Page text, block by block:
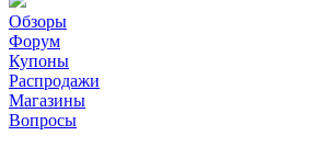
Обзоры
Форум
Купоны
Распродажи
Магазины
Вопросы